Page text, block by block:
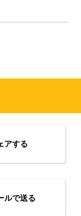
アする
ルで送る